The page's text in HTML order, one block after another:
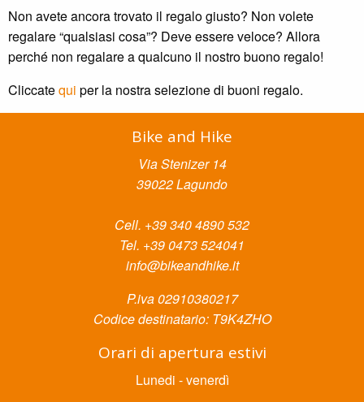
Non avete ancora trovato il regalo giusto? Non volete
regalare “qualsiasi cosa”? Deve essere veloce? Allora
perché non regalare a qualcuno il nostro buono regalo!
Cliccatequi per la nostra selezione di buoni regalo.
Bike and Hike
Via Stenizer 14
39022 Lagundo
Cell. +39 340 4890 532
Tel. +39 0473 524041
info@bikeandhike.it
P.iva 02910380217
Codice destinatario: T9K4ZHO
Orari di apertura estivi
Lunedi - venerdì